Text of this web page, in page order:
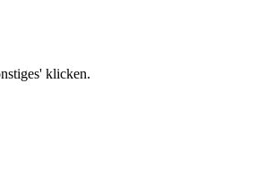
klicken.